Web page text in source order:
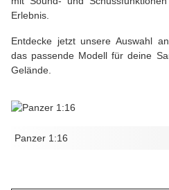
Erlebnis.
Entdecke jetzt unsere Auswahl
das passende Modell für deine
Gelände.
Panzer 1:16